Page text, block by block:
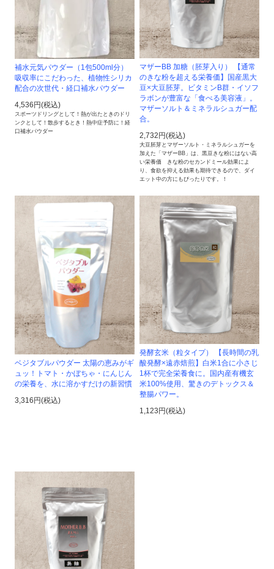
補水元気パウダー（1包500ml分）
吸収率にこだわった、植物性シリカ
配合の次世代・経口補水パウダー
4,536円(税込)
スポーツドリングとして！熱が出たときのドリ
ンクとして！散歩するとき！熱中症予防に！経
口補水パウダー
マザーBB 加糖（胚芽入り） 【通常
のきな粉を超える栄養価】国産黒大
豆×大豆胚芽。ビタミンB群・イソフ
ラボンが豊富な「食べる美容液」。
マザーソルト＆ミネラルシュガー配
合。
2,732円(税込)
大豆胚芽とマザーソルト・ミネラルシュガーを
加えた「マザーBB」は、黒豆きな粉にはない高
い栄養価 きな粉のセカンドミール効果によ
り、食欲を抑える効果も期待できるので、ダイ
エット中の方にもぴったりです。！
ベジタブルパウダー 太陽の恵みがギ
ュッ！トマト・かぼちゃ・にんじん
の栄養を、水に溶かすだけの新習慣
3,316円(税込)
発酵玄米（粒タイプ） 【長時間の乳
酸発酵×遠赤焙煎】白米1合に小さじ
1杯で完全栄養食に。国内産有機玄
米100%使用、驚きのデトックス＆
整腸パワー。
1,123円(税込)